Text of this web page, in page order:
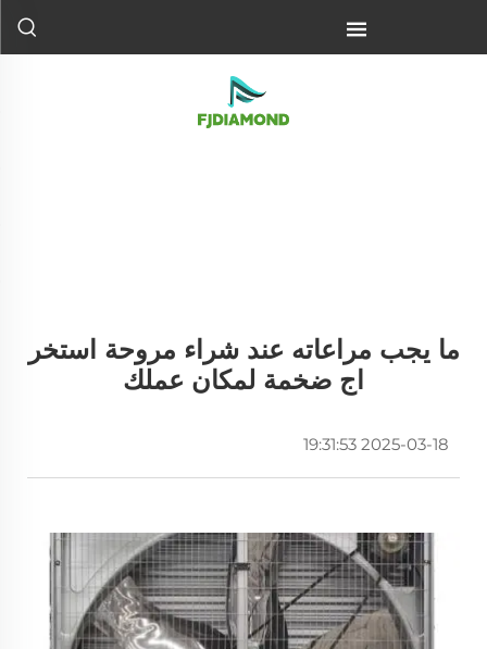
ما يجب مراعاته عند شراء مروحة استخر
اج ضخمة لمكان عملك
2025-03-18 19:31:53